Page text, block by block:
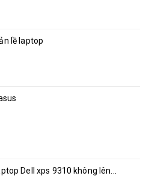
lề laptop
Dell xps 9310 không lên...